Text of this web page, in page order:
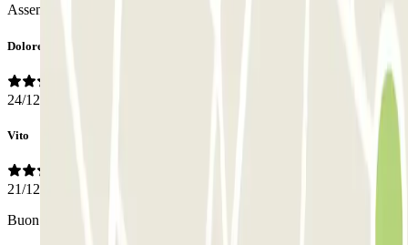
Assenza assistenza se necessitasse
Dolores
24/12/2024
Vito
21/12/2024
Buon parking